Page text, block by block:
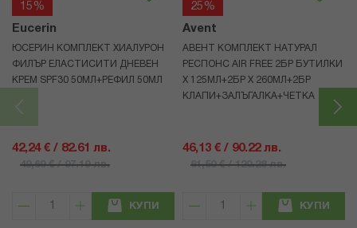
15%
Eucerin
ЮСЕРИН КОМПЛЕКТ ХИАЛУРОН
ФИЛЪР ЕЛАСТИСИТИ ДНЕВЕН
КРЕМ SPF30 50МЛ+РЕФИЛ 50МЛ
42,24 € / 82.61 лв.
49,69 € / 97.19 лв.
КУПИ
25%
Avent
АВЕНТ КОМПЛЕКТ НАТУРАЛ
РЕСПОНС AIR FREE 2БР БУТИЛКИ
Х 125МЛ+2БР Х 260МЛ+2БР
КЛАПИ+ЗАЛЪГАЛКА+ЧЕТКА
46,13 € / 90.22 лв.
61,50 € / 120.28 лв.
КУПИ